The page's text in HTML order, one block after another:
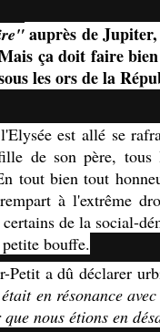
auprès de
ça doit faire
les ors de la
est allé se
de son père, tous
tout bien tout
à l'extrême
de la social-
bouffe.
Petit a dû déclarer
en résonance
nous étions en